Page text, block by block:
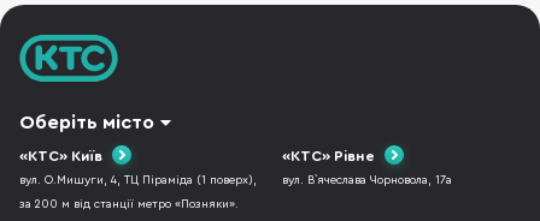
Оберіть місто
«КТС» Київ
вул. О.Мишуги, 4, ТЦ Піраміда (1 поверх),
за 200 м від станції метро «Позняки».
«КТС» Рівне
вул. В`ячеслава Чорновола, 17а